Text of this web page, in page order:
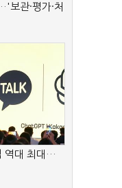
보관·평가·처
역대 최대…